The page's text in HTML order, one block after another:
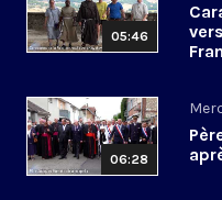
05:46
06:28